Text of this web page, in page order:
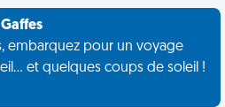
embarquez pour un voyage
et quelques coups de soleil !